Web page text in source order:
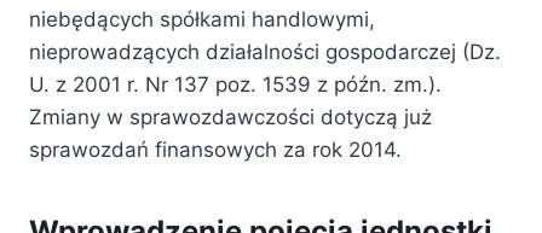
niebędących spółkami handlowymi,
nieprowadzących działalności gospodarczej (Dz.
U. z 2001 r. Nr 137 poz. 1539 z późn. zm.).
Zmiany w sprawozdawczości dotyczą już
sprawozdań finansowych za rok 2014.